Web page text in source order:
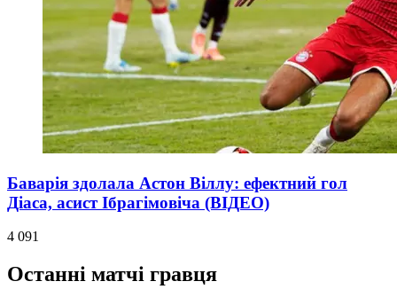
Баварія здолала Астон Віллу: ефектний гол
Діаса, асист Ібрагімовіча (ВІДЕО)
4 091
Останні матчі гравця